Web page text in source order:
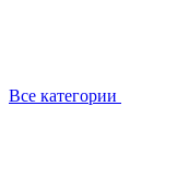
Все категории